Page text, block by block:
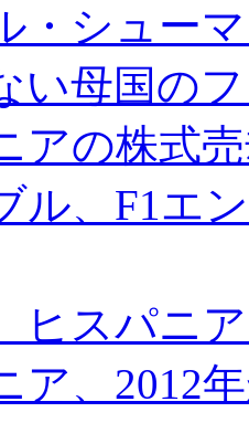
・シュー
い母国の
アの株式
ル、F1エ
ヒスパニ
ア、2012